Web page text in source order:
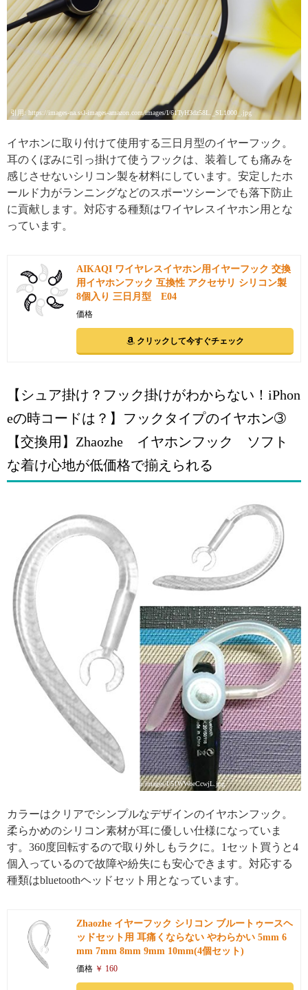
引用: https://images-na.ssl-images-amazon.com/images/I/61TyH3dz58L._SL1000_.jpg
イヤホンに取り付けて使用する三日月型のイヤーフック。
耳のくぼみに引っ掛けて使うフックは、装着しても痛みを
感じさせないシリコン製を材料にしています。安定したホ
ールド力がランニングなどのスポーツシーンでも落下防止
に貢献します。対応する種類はワイヤレスイヤホン用とな
っています。
AIKAQI ワイヤレスイヤホン用イヤーフック 交換
用イヤホンフック 互換性 アクセサリ シリコン製
8個入り 三日月型 E04
価格
クリックして今すぐチェック
【シュア掛け？フック掛けがわからない！iPhon
eの時コードは？】フックタイプのイヤホン➂
【交換用】Zhaozhe イヤホンフック ソフト
な着け心地が低価格で揃えられる
引用: https://images-na.ssl-images-amazon.com/images/I/51WWoeCcwjL.jpg
カラーはクリアでシンプルなデザインのイヤホンフック。
柔らかめのシリコン素材が耳に優しい仕様になっていま
す。360度回転するので取り外しもラクに。1セット買うと4
個入っているので故障や紛失にも安心できます。対応する
種類はbluetoothヘッドセット用となっています。
Zhaozhe イヤーフック シリコン ブルートゥースヘ
ッドセット用 耳痛くならない やわらかい 5mm 6
mm 7mm 8mm 9mm 10mm(4個セット)
価格 ￥ 160